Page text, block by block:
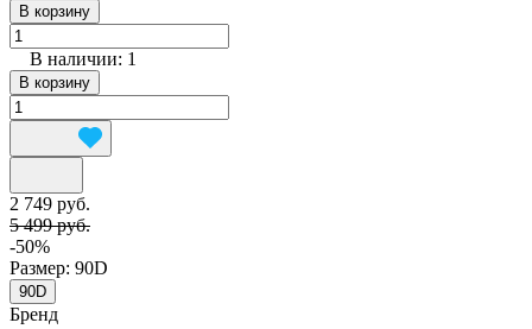
В корзину
В наличии: 1
В корзину
2 749 руб.
5 499 руб.
-50%
Размер: 90D
90D
Бренд